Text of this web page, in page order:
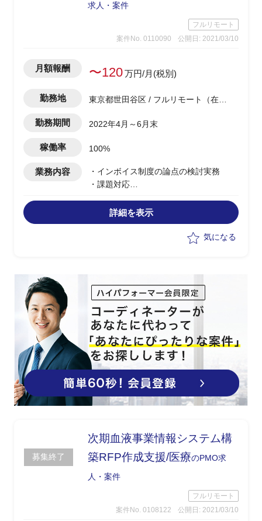
求人・案件
フルリモート
案件No. 0110090
公開日: 2021/03/10
月額報酬 〜120万円/月(税別)
勤務地
東京都世田谷区 / フルリモート（在
勤務期間 2022年4月～6月末
稼働率 100%
業務内容
・インボイス制度の論点の検討実務
・課題対応
・PMO実務
詳細を表示
気になる
募集終了
次期血液事業情報システム構
築RFP作成支援/医療のPMO求
人・案件
フルリモート
案件No. 0108122
公開日: 2021/03/10